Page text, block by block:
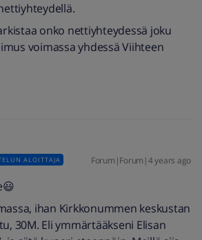
onko nettiyhteydessä joku
voimassa yhdessä Viihteen
ALOITTAJA Forum|Forum|4 years ago
ihan Kirkkonummen keskustan
30M. Eli ymmärtääkseni Elisan